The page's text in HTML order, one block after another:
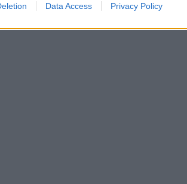
Data Access Privacy Policy